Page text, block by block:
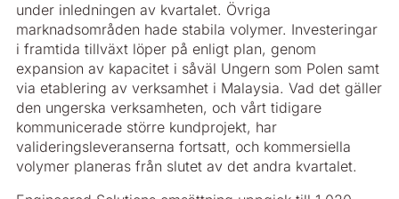
under inledningen av kvartalet. Övriga
marknadsområden hade stabila volymer. Investeringar
i framtida tillväxt löper på enligt plan, genom
expansion av kapacitet i såväl Ungern som Polen samt
via etablering av verksamhet i Malaysia. Vad det gäller
den ungerska verksamheten, och vårt tidigare
kommunicerade större kundprojekt, har
valideringsleveranserna fortsatt, och kommersiella
volymer planeras från slutet av det andra kvartalet.